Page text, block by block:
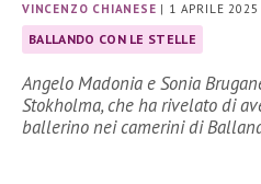
VINCENZO CHIANESE | 1 APRILE 2025
BALLANDO CON LE STELLE
Angelo Madonia e Sonia
Stokholma, che ha rivelato di
ballerino nei camerini di